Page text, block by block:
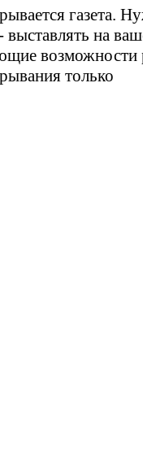
газета.
выставлять на
возможности
только